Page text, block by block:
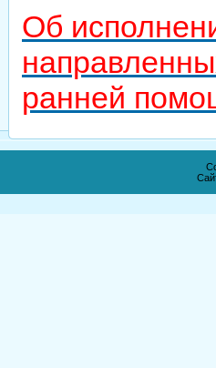
Об
ранней